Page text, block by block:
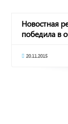
Новостная
победила в
20.11.2015